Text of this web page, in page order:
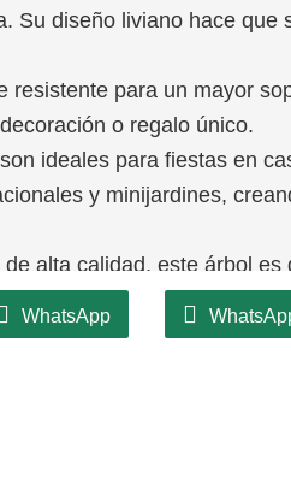
Su diseño liviano hace que
resistente para un mayor
o regalo único.
ideales para fiestas en
y minijardines,
alta calidad, este árbol es
navideña año tras
WhatsApp